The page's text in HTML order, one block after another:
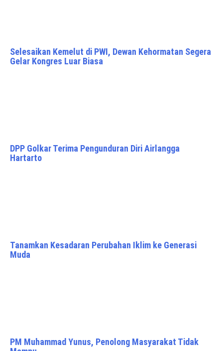
Selesaikan Kemelut di PWI, Dewan Kehormatan Segera
Gelar Kongres Luar Biasa
DPP Golkar Terima Pengunduran Diri Airlangga
Hartarto
Tanamkan Kesadaran Perubahan Iklim ke Generasi
Muda
PM Muhammad Yunus, Penolong Masyarakat Tidak